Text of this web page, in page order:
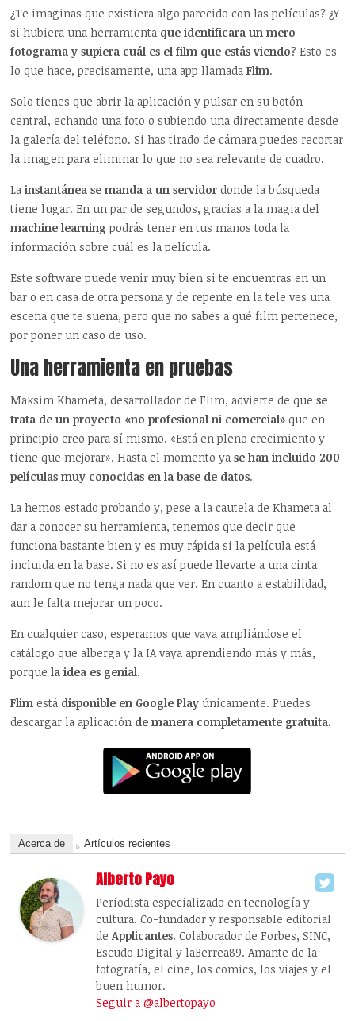
¿Te imaginas que existiera algo parecido con las películas? ¿Y
si hubiera una herramienta que identificara un mero
fotograma y supiera cuál es el film que estás viendo? Esto es
lo que hace, precisamente, una app llamadaFlim.
Solo tienes que abrir la aplicación y pulsar en su botón
central, echando una foto o subiendo una directamente desde
la galería del teléfono. Si has tirado de cámara puedes recortar
la imagen para eliminar lo que no sea relevante de cuadro.
La instantánea se manda a un servidor donde la búsqueda
tiene lugar. En un par de segundos, gracias a la magia del
machine learning podrás tener en tus manos toda la
información sobre cuál es la película.
Este software puede venir muy bien si te encuentras en un
bar o en casa de otra persona y de repente en la tele ves una
escena que te suena, pero que no sabes a qué film pertenece,
por poner un caso de uso.
Una herramienta en pruebas
Maksim Khameta, desarrollador de Flim, advierte de quese
trata de un proyecto «no profesional ni comercial» que en
principio creo para sí mismo. «Está en pleno crecimiento y
tiene que mejorar». Hasta el momento yase han incluido 200
películas muy conocidas en la base de datos.
La hemos estado probando y, pese a la cautela de Khameta al
dar a conocer su herramienta, tenemos que decir que
funciona bastante bien y es muy rápida si la película está
incluida en la base. Si no es así puede llevarte a una cinta
random que no tenga nada que ver. En cuanto a estabilidad,
aun le falta mejorar un poco.
En cualquier caso, esperamos que vaya ampliándose el
catálogo que alberga y la IA vaya aprendiendo más y más,
porquela idea es genial.
Flim está disponible en Google Play únicamente. Puedes
descargar la aplicación de manera completamente gratuita.
Acerca de Artículos recientes
Alberto Payo
Periodista especializado en tecnología y
cultura. Co-fundador y responsable editorial
deApplicantes. Colaborador de Forbes, SINC,
Escudo Digital y laBerrea89. Amante de la
fotografía, el cine, los comics, los viajes y el
buen humor.
Seguir a @albertopayo